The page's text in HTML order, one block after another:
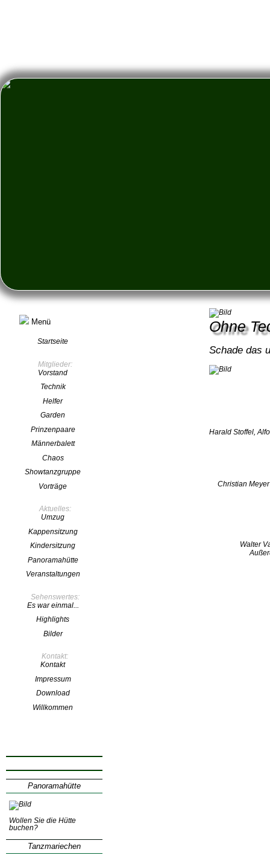
Menü
Startseite
Mitglieder:
Vorstand
Technik
Helfer
Garden
Prinzenpaare
Männerbalett
Chaos
Showtanzgruppe
Vorträge
Aktuelles:
Umzug
Kappensitzung
Kindersitzung
Panoramahütte
Veranstaltungen
Sehenswertes:
Es war einmal...
Highlights
Bilder
Kontakt:
Kontakt
Impressum
Download
Willkommen
Panoramahütte
Wollen Sie die Hütte
buchen?
Tanzmariechen
Ohne
Schade das
Harald Stoffel,
Christian
Walter